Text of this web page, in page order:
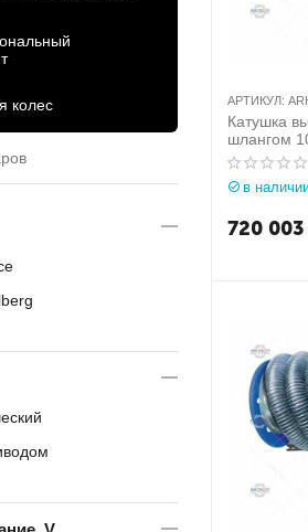
АРТИКУЛ:
Катушка
шлангом
Aerservice
в
720 003
колес